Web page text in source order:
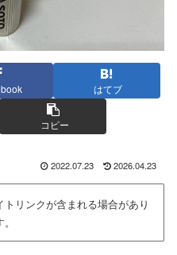
はてブ
コピー
2022.07.23 2026.04.23
リンクが含まれる場合があり